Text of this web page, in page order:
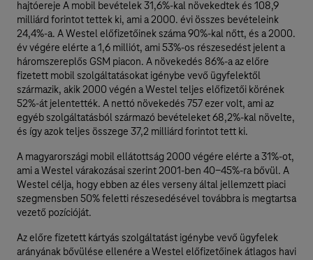
hajtóereje A mobil bevételek 31,6%-kal növekedtek és 108,9
milliárd forintot tettek ki, ami a 2000. évi összes bevételeink
24,4%-a. A Westel előfizetőinek száma 90%-kal nőtt, és a 2000.
év végére elérte a 1,6 milliót, ami 53%-os részesedést jelent a
háromszereplős GSM piacon. A növekedés 86%-a az előre
fizetett mobil szolgáltatásokat igénybe vevő ügyfelektől
származik, akik 2000 végén a Westel teljes előfizetői körének
52%-át jelentették. A nettó növekedés 757 ezer volt, ami az
egyéb szolgáltatásból származó bevételeket 68,2%-kal növelte,
és így azok teljes összege 37,2 milliárd forintot tett ki.
A magyarországi mobil ellátottság 2000 végére elérte a 31%-ot,
ami a Westel várakozásai szerint 2001-ben 40-45%-ra bővül. A
Westel célja, hogy ebben az éles verseny által jellemzett piaci
szegmensben 50% feletti részesedésével továbbra is megtartsa
vezető pozícióját.
Az előre fizetett kártyás szolgáltatást igénybe vevő ügyfelek
arányának bővülése ellenére a Westel előfizetőinek átlagos havi